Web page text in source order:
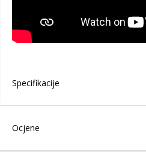
Specifikacije
Ocjene